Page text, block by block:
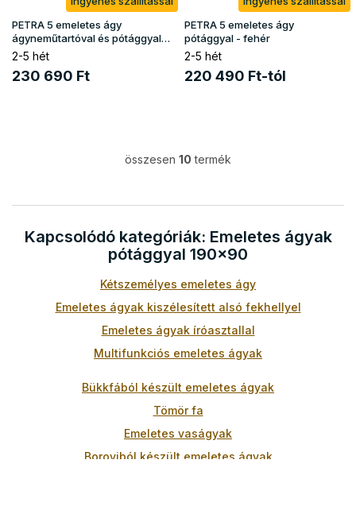
PETRA 5 emeletes ágy
ágyneműtartóval és pótággyal
90x200 - olivazöld
2-5 hét
230 690 Ft
PETRA 5 emeletes ágy
pótággyal - fehér
2-5 hét
220 490 Ft-tól
L
t
i
r
n
y
í
t
s
l
e
m
e
i
összesen 10 termék
Kapcsolódó kategóriák: Emeletes ágyak
pótággyal 190x90
Kétszemélyes emeletes ágy
Emeletes ágyak kiszélesített alsó fekhellyel
Emeletes ágyak íróasztallal
Multifunkciós emeletes ágyak
Bükkfából készült emeletes ágyak
Tömör fa
Emeletes vaságyak
Boroviból készült emeletes ágyak